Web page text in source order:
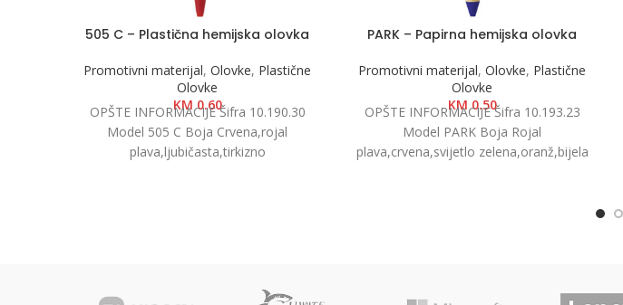
505 C – Plastična hemijska olovka
Promotivni materijal, Olovke, Plastične
Olovke
KM0.60
OPŠTE INFORMACIJE Šifra 10.190.30
Model 505 C Boja Crvena,rojal
plava,ljubičasta,tirkizno
PARK – Papirna hemijska olovka
Promotivni materijal, Olovke, Plastične
Olovke
KM0.50
OPŠTE INFORMACIJE Šifra 10.193.23
Model PARK Boja Rojal
plava,crvena,svijetlo zelena,oranž,bijela